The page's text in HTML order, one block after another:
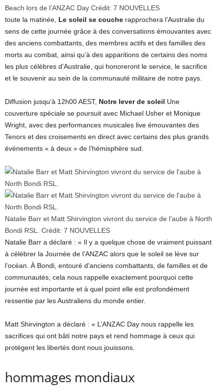
Beach lors de l’ANZAC Day Crédit: 7 NOUVELLES
toute la matinée, Le soleil se couche rapprochera l’Australie du
sens de cette journée grâce à des conversations émouvantes avec
des anciens combattants, des membres actifs et des familles des
morts au combat, ainsi qu’à des apparitions de certains des noms
les plus célèbres d’Australie, qui honoreront le service, le sacrifice
et le souvenir au sein de la communauté militaire de notre pays.
Diffusion jusqu’à 12h00 AEST, Notre lever de soleil Une
couverture spéciale se poursuit avec Michael Usher et Monique
Wright, avec des performances musicales live émouvantes des
Tenors et des croisements en direct avec certains des plus grands
événements « à deux » de l’hémisphère sud.
Natalie Barr et Matt Shirvington vivront du service de l’aube à North
Bondi RSL.
Crédit: 7 NOUVELLES
Natalie Barr a déclaré : « Il y a quelque chose de vraiment puissant
à célébrer la Journée de l’ANZAC alors que le soleil se lève sur
l’océan. À Bondi, entouré d’anciens combattants, de familles et de
communautés, cela nous rappelle exactement pourquoi cette
journée est importante et à quel point elle est profondément
ressentie par les Australiens du monde entier.
Matt Shirvington a déclaré : « L’ANZAC Day nous rappelle les
sacrifices qui ont bâti notre pays et rend hommage à ceux qui
protègent les libertés dont nous jouissons.
hommages mondiaux